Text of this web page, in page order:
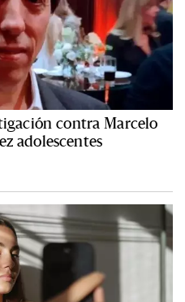
contra Marcelo
adolescentes